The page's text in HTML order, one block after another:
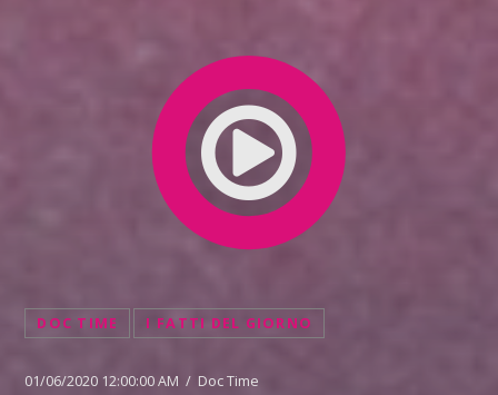
DOC TIME I FATTI DEL GIORNO
01/06/2020 12:00:00 AM / Doc Time